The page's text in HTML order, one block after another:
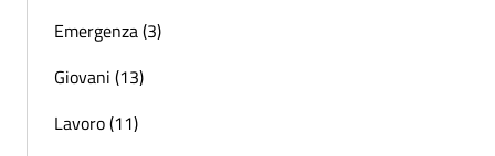
Emergenza (3)
Giovani (13)
Lavoro (11)